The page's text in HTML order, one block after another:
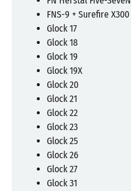
FNS-9 + Surefire X300
Glock 17
Glock 18
Glock 19
Glock 19X
Glock 20
Glock 21
Glock 22
Glock 23
Glock 25
Glock 26
Glock 27
Glock 31